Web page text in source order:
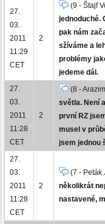
27.
03.
2011
11:29
CET
2
(9 - Štajf
jednoduché.
pak nám
sžíváme a
problémy
jedeme dál.
27.
03.
2011
11:28
CET
2
(8 -
světla. Není
první RZ
musel v
jsem jednou
27.
03.
2011
11:28
CET
2
(7 - Peták
několikrát
nastavené,